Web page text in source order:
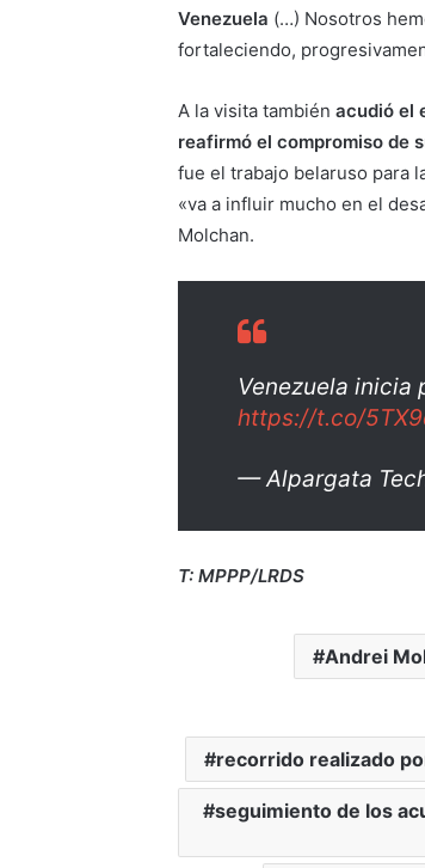
Venezuela (…) Nosotros
fortaleciendo,
A la visita tambiénacudió el
reafirmó el compromiso de
fue el trabajo belaruso para
«va a influir mucho en el
Molchan.
Venezuela inicia
https://t.co/
— Alpargata
T: MPPP/LRDS
Andrei
recorrido realizado
seguimiento de los